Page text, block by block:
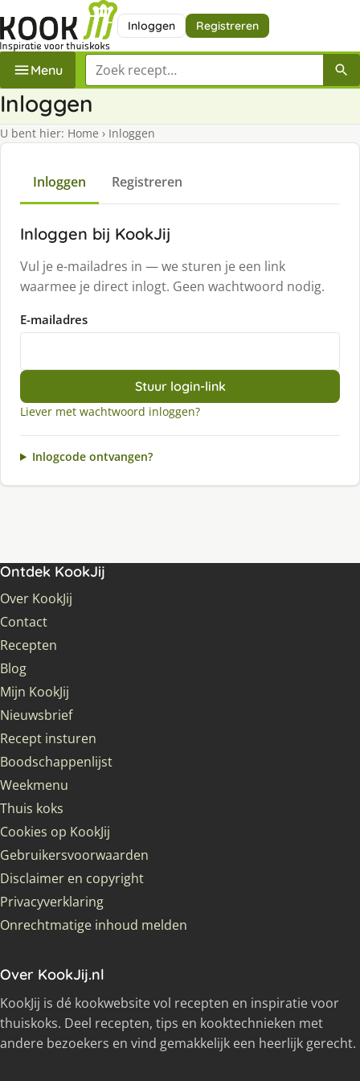
Inloggen Registreren
Menu Zoek een recept
Inloggen
U bent hier: Home › Inloggen
Inloggen Registreren
Inloggen bij KookJij
Vul je e-mailadres in — we sturen je een link
waarmee je direct inlogt. Geen wachtwoord nodig.
E-mailadres
Stuur login-link
Liever met wachtwoord inloggen?
Inlogcode ontvangen?
Ontdek KookJij
Over KookJij
Contact
Recepten
Blog
Mijn KookJij
Nieuwsbrief
Recept insturen
Boodschappenlijst
Weekmenu
Thuis koks
Cookies op KookJij
Gebruikersvoorwaarden
Disclaimer en copyright
Privacyverklaring
Onrechtmatige inhoud melden
Over KookJij.nl
KookJij is dé kookwebsite vol recepten en inspiratie voor
thuiskoks. Deel recepten, tips en kooktechnieken met
andere bezoekers en vind gemakkelijk een heerlijk gerecht.